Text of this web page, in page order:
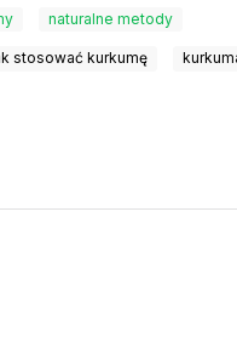
naturalne metody
stosować kurkumę